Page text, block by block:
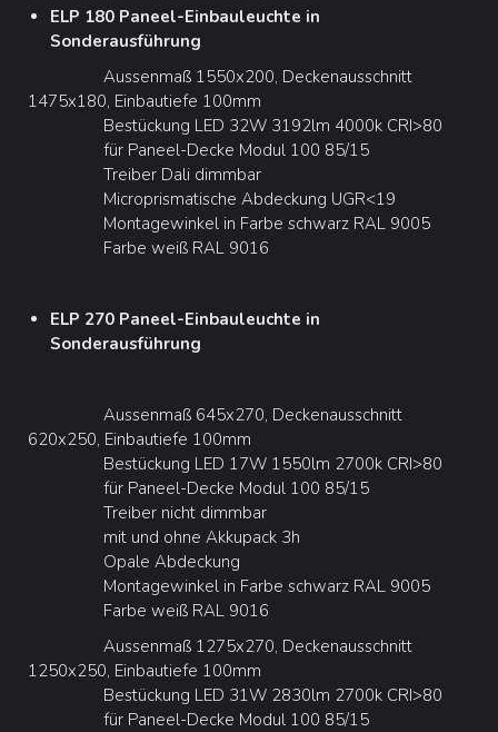
ELP 180 Paneel-Einbauleuchte in
Sonderausführung
Aussenmaß 1550x200, Deckenausschnitt
1475x180, Einbautiefe 100mm
Bestückung LED 32W 3192lm 4000k CRI>80
für Paneel-Decke Modul 100 85/15
Treiber Dali dimmbar
Microprismatische Abdeckung UGR<19
Montagewinkel in Farbe schwarz RAL 9005
Farbe weiß RAL 9016
ELP 270 Paneel-Einbauleuchte in
Sonderausführung
Aussenmaß 645x270, Deckenausschnitt
620x250, Einbautiefe 100mm
Bestückung LED 17W 1550lm 2700k CRI>80
für Paneel-Decke Modul 100 85/15
Treiber nicht dimmbar
mit und ohne Akkupack 3h
Opale Abdeckung
Montagewinkel in Farbe schwarz RAL 9005
Farbe weiß RAL 9016
Aussenmaß 1275x270, Deckenausschnitt
1250x250, Einbautiefe 100mm
Bestückung LED 31W 2830lm 2700k CRI>80
für Paneel-Decke Modul 100 85/15